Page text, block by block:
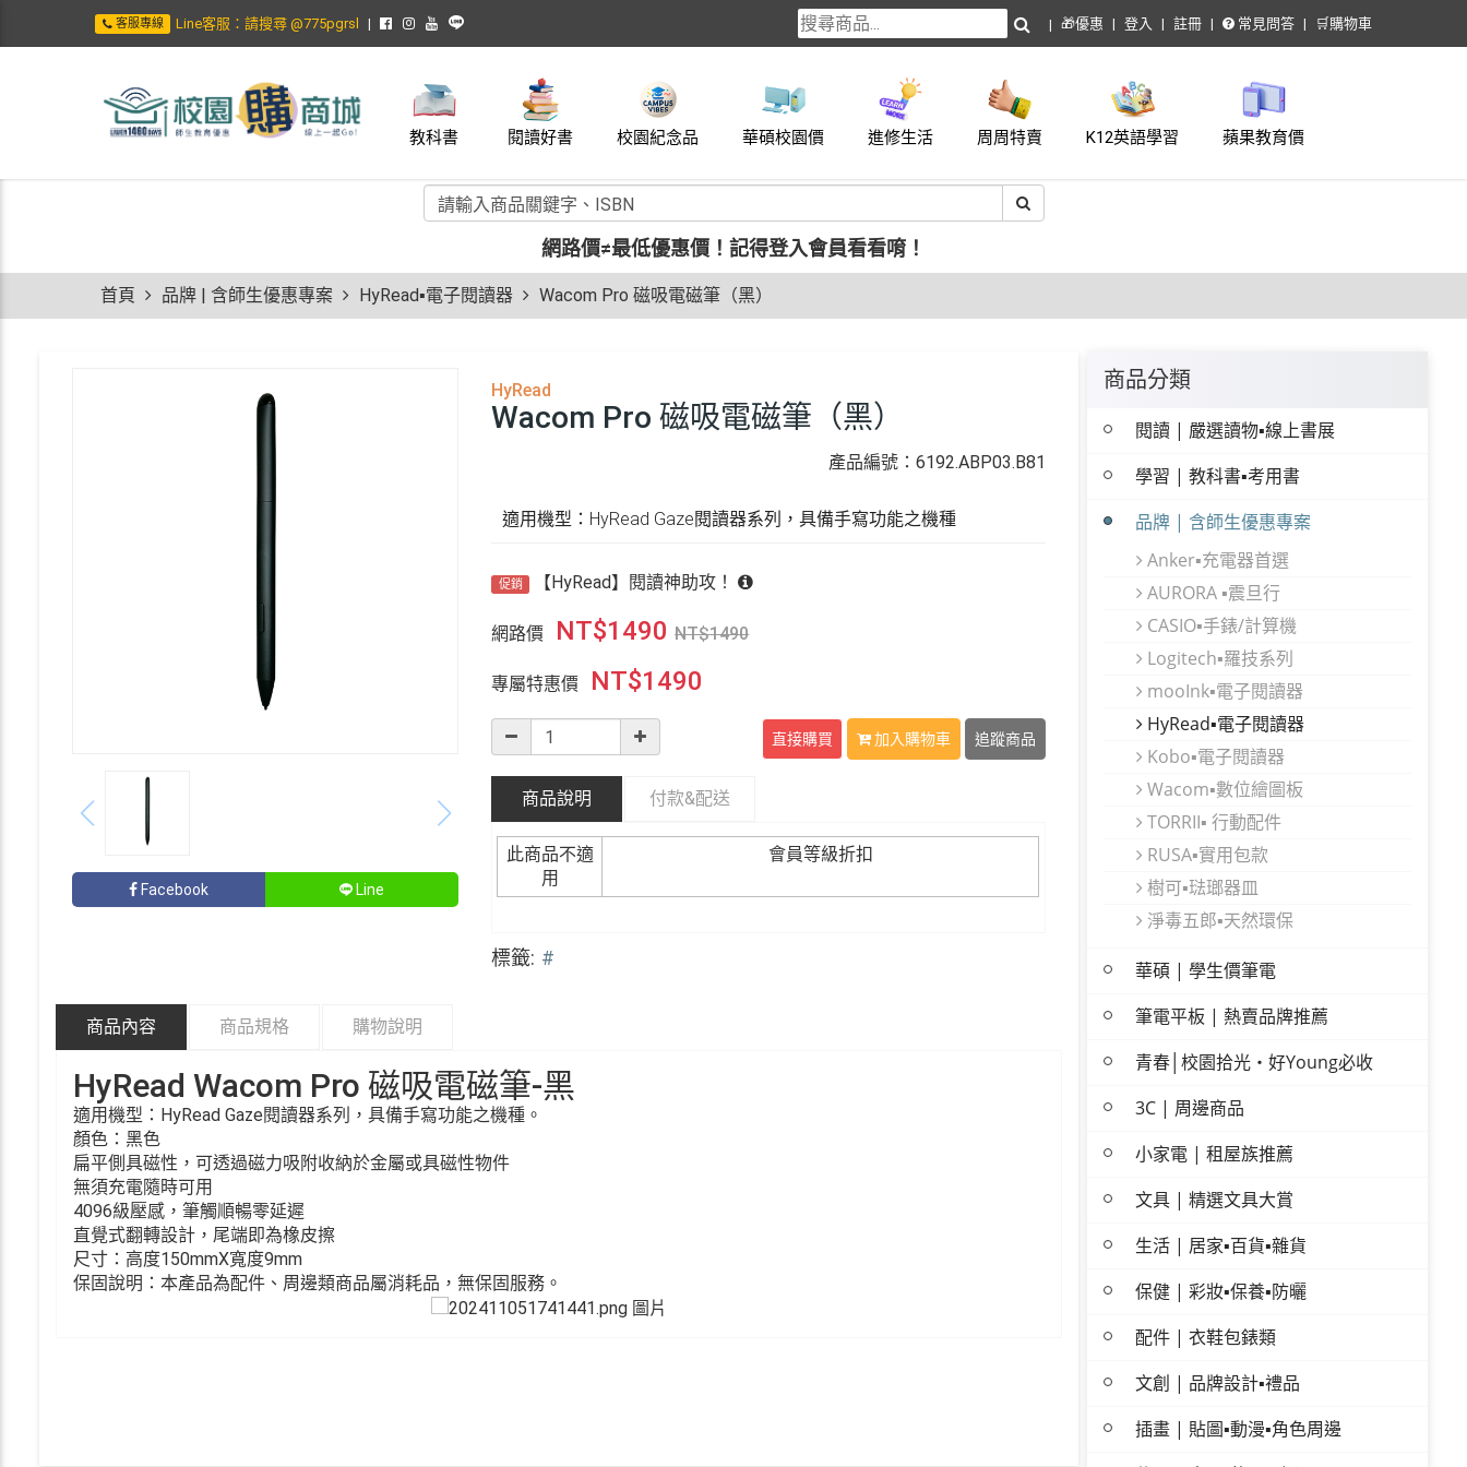
客服專線 Line客服：請搜尋 @775pgrsl 🎁優惠 登入 註冊 常見問答 🛒購物車
教科書 閱讀好書 校園紀念品 華碩校園價 進修生活 周周特賣 K12英語學習 蘋果教育價
網路價≠最低優惠價！ 記得登入會員看看唷！
首頁 品牌 | 含師生優惠專案 HyRead▪電子閱讀器 Wacom Pro 磁吸電磁筆（黑）
商品分類
閱讀 | 嚴選讀物▪線上書展
學習 | 教科書▪考用書
品牌 | 含師生優惠專案
Anker▪充電器首選
AURORA ▪震旦行
CASIO▪手錶/計算機
Logitech▪羅技系列
mooInk▪電子閱讀器
HyRead▪電子閱讀器
Kobo▪電子閱讀器
Wacom▪數位繪圖板
TORRII▪ 行動配件
RUSA▪實用包款
樹可▪琺瑯器皿
淨毒五郎▪天然環保
華碩 | 學生價筆電
筆電平板 | 熱賣品牌推薦
青春│校園拾光・好Young必收
3C | 周邊商品
小家電 | 租屋族推薦
文具 | 精選文具大賞
生活 | 居家▪百貨▪雜貨
保健 | 彩妝▪保養▪防曬
配件 | 衣鞋包錶類
文創 | 品牌設計▪禮品
插畫 | 貼圖▪動漫▪角色周邊
Facebook Line
HyRead
Wacom Pro 磁吸電磁筆（黑）
產品編號：6192.ABP03.B81
適用機型：HyRead Gaze閱讀器系列，具備手寫功能之機種
促銷 【HyRead】閱讀神助攻！
網路價 NT$1490 NT$1490
專屬特惠價 NT$1490
直接購買 加入購物車 追蹤商品
商品說明 付款&配送
此商品不適
用
會員等級折扣
標籤: #
商品內容 商品規格 購物說明
HyRead Wacom Pro 磁吸電磁筆-黑
適用機型：HyRead Gaze閱讀器系列，具備手寫功能之機種。
顏色：黑色
扁平側具磁性，可透過磁力吸附收納於金屬或具磁性物件
無須充電隨時可用
4096級壓感，筆觸順暢零延遲
直覺式翻轉設計，尾端即為橡皮擦
尺寸：高度150mmX寬度9mm
保固說明：本產品為配件、周邊類商品屬消耗品，無保固服務。